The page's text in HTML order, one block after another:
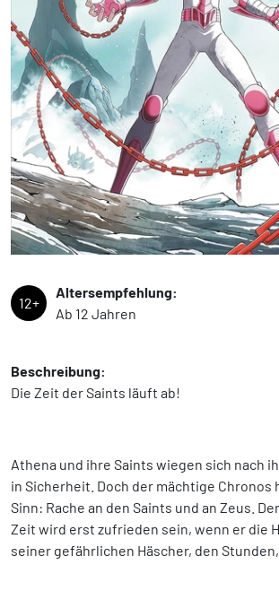
12+
Altersempfehlung:
Ab 12 Jahren
Beschreibung:
Die Zeit der Saints läuft ab!
Athena und ihre Saints wiegen sich nach
in Sicherheit. Doch der mächtige Chronos
Sinn: Rache an den Saints und an Zeus.
Zeit wird erst zufrieden sein, wenn er die
seiner gefährlichen Häscher, den